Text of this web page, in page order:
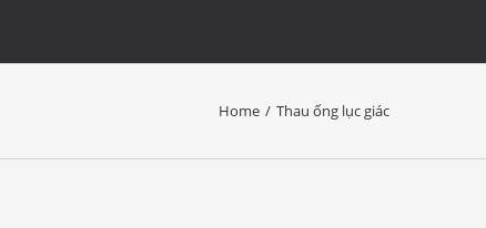
Home / Thau ống lục giác